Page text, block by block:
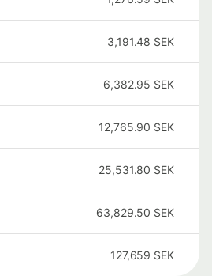
3,191.48 SEK
6,382.95 SEK
12,765.90 SEK
25,531.80 SEK
63,829.50 SEK
127,659 SEK